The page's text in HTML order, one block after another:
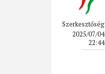
Szerkesztőség
2025/07/04
22:44